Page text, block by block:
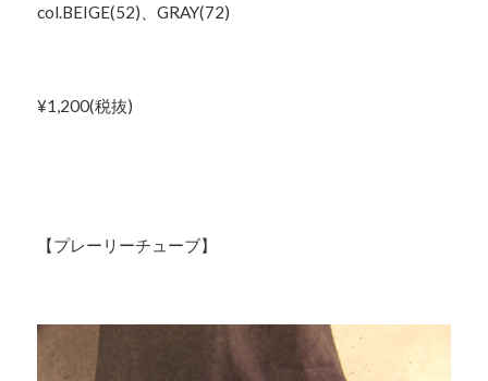
col.BEIGE(52)、GRAY(72)
¥1,200(税抜)
【プレーリーチューブ】